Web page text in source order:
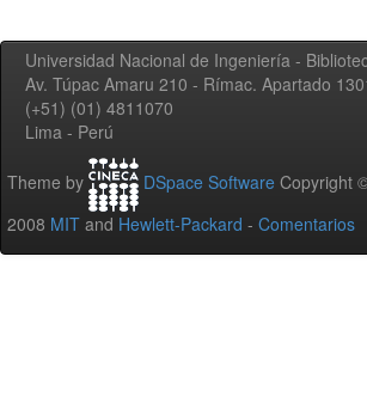
Universidad Nacional de Ingeniería -
Av. Túpac Amaru 210 - Rímac. Apartado
(+51) (01) 4811070
Lima - Perú
Theme by DSpace Software Copyright
2008 MIT and Hewlett-Packard - Comentarios